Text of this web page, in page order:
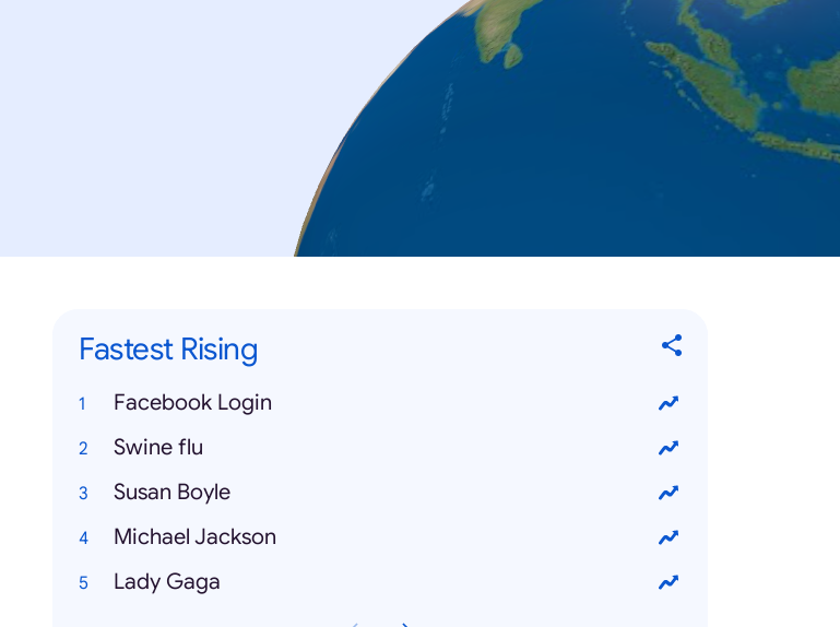
Fastest Rising
Facebook Login
Swine flu
Susan Boyle
Michael Jackson
Lady Gaga